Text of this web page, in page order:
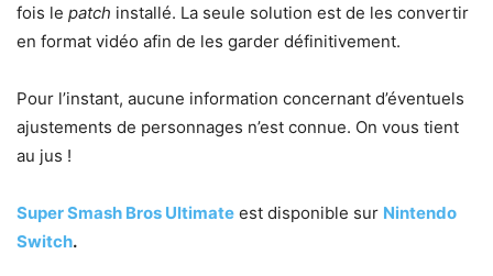
fois le patch installé. La seule solution est de les convertir
en format vidéo afin de les garder définitivement.
Pour l’instant, aucune information concernant d’éventuels
ajustements de personnages n’est connue. On vous tient
au jus !
Super Smash Bros Ultimate est disponible sur Nintendo
Switch.